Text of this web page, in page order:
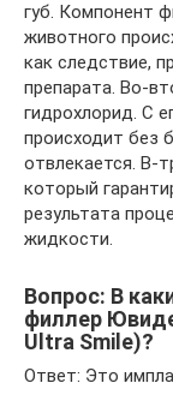
губ. Компонент
животного
как следствие,
препарата. Во-
гидрохлорид. С
происходит без
отвлекается. В-
который
результата
жидкости.
Вопрос: В
филлер
Ultra Smile)?
Ответ: Это